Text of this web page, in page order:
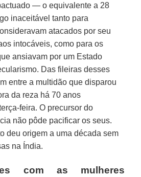
— o equivalente a 28
inaceitável tanto para
atacados por seu
intocáveis, como para os
ansiavam por um Estado
Das fileiras desses
entre a multidão que disparou
da reza há 70 anos
feira. O precursor do
não pôde pacificar os seus.
deu origem a uma década sem
na Índia.
com as mulheres